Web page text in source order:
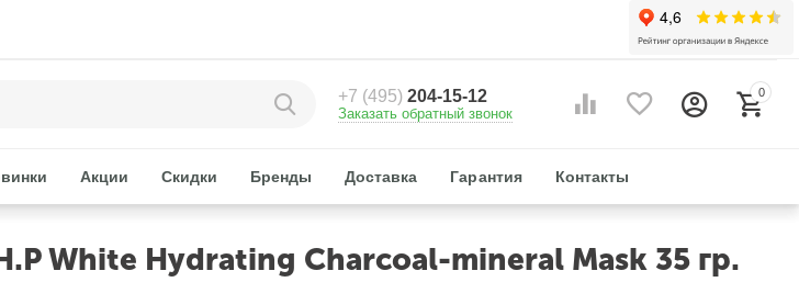
+7 (495)204-15-12
Заказать обратный звонок
0
Акции Скидки Бренды Доставка Гарантия Контакты
White Hydrating Charcoal-mineral Mask 35 гр.